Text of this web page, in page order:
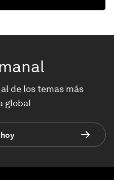
de los temas más
global